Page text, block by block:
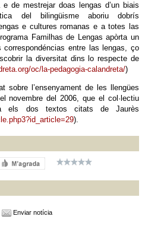
e de mestrejar doas lengas d’un biais
del bilingüisme aboriu dobrís
e cultures romanas e a totes las
Familhas de Lengas apòrta un
entre las lengas, ço
la diversitat dins lo respecte de
oc/la-pedagogia-calandreta/)
sobre l’ensenyament de les llengües
novembre del 2006, que el col·lectiu
els dos textos citats de Jaurès
).
Enviar notícia